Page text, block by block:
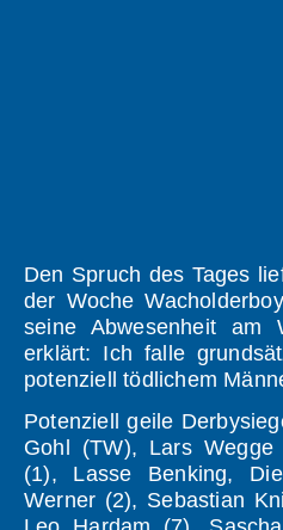
Den Spruch des Tages
der Woche
seine Abwesenheit am
erklärt: Ich falle
potenziell tödlichem
Potenziell geile
Gohl (TW), Lars
(1), Lasse Benking,
Werner (2), Sebastian